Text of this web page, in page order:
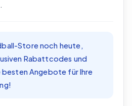
Store noch heute,
Rabattcodes und
besten Angebote für Ihre